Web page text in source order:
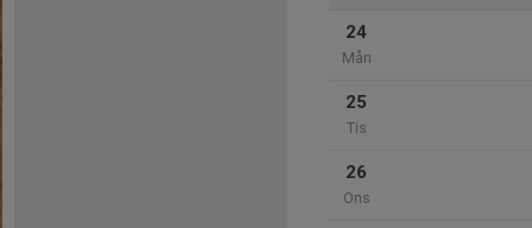
24
Mån
25
Tis
26
Ons